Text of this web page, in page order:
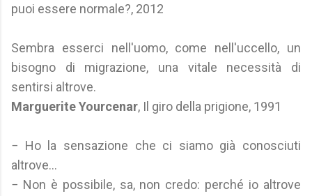
puoi essere normale?, 2012
Sembra esserci nell'uomo, come nell'uccello, un
bisogno di migrazione, una vitale necessità di
sentirsi altrove.
Marguerite Yourcenar, Il giro della prigione, 1991
− Ho la sensazione che ci siamo già conosciuti
altrove...
− Non è possibile, sa, non credo: perché io altrove